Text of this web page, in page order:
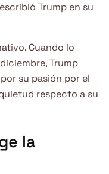
Trump en su
Cuando lo
Trump
su pasión por el
respecto a su
la